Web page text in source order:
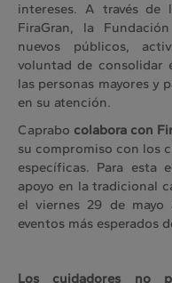
intereses. A través de
FiraGran, la
nuevos públicos,
voluntad de consolidar
las personas mayores y
en su atención.
Caprabo colabora con
su compromiso con los
específicas. Para esta
apoyo en la tradicional
el viernes 29 de
eventos más esperados
Los cuidadores no